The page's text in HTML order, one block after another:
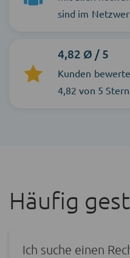
sind im
4,82 Ø / 5
Kunden
4,82 von 5
Häufig
Ich suche einen